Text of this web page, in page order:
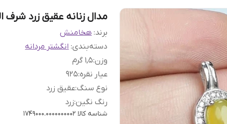
مدال زنانه عقیق زرد
برند: هخامنش
دسته‌بندی:انگشتر مردانه
وزن:۱,۵ گرم
عیار نقره:
925
نوع سنگ:عقیق زرد
رنگ نگین:زرد
شناسه کالا 1749000.0000000002